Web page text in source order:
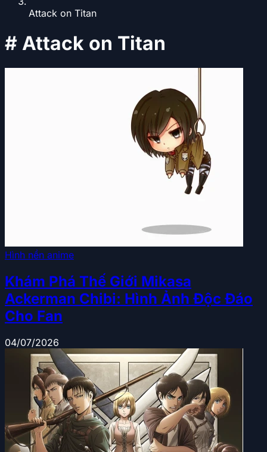
Attack on Titan
# Attack on Titan
Hình nền anime
Khám Phá Thế Giới Mikasa
Ackerman Chibi: Hình Ảnh Độc Đáo
Cho Fan
04/07/2026